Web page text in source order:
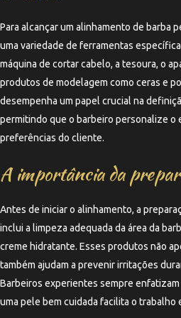
Para alcançar um alinhamento de barba
uma variedade de ferramentas
máquina de cortar cabelo, a tesoura, o
produtos de modelagem como ceras e
desempenha um papel crucial na
permitindo que o barbeiro personalize o
preferências do cliente.
A importância da
Antes de iniciar o alinhamento, a
inclui a limpeza adequada da área da
creme hidratante. Esses produtos não
também ajudam a prevenir irritações
Barbeiros experientes sempre
uma pele bem cuidada facilita o